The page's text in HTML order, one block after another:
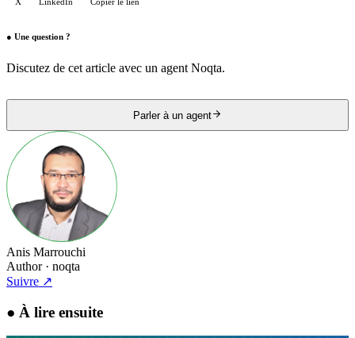
● Une question ?
Discutez de cet article avec un agent Noqta.
Parler à un agent
Anis Marrouchi
Author· noqta
Suivre ↗
● À lire ensuite